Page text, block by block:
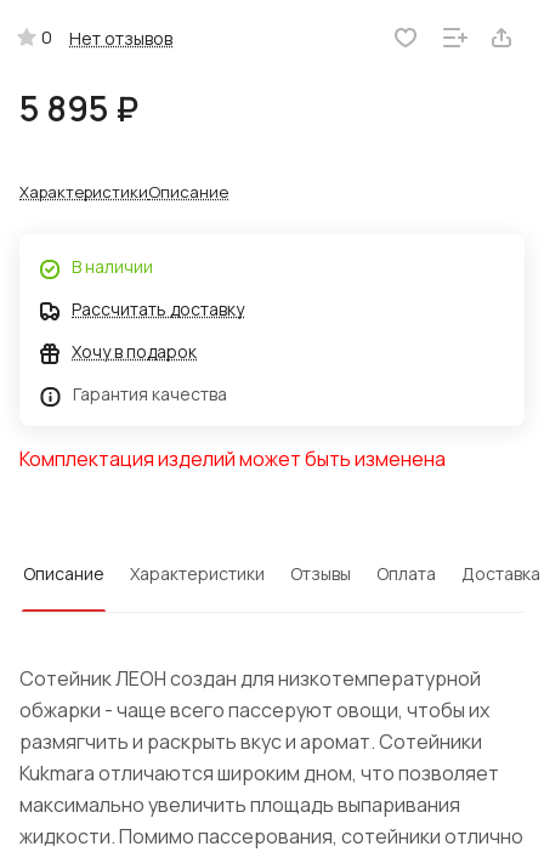
0 Нет отзывов
5 895 ₽
ХарактеристикиОписание
В наличии
Рассчитать доставку
Хочу в подарок
Гарантия качества
Комплектация изделий может быть изменена
Описание Характеристики Отзывы Оплата Доставка
Сотейник ЛЕОН создан для низкотемпературной
обжарки - чаще всего пассеруют овощи, чтобы их
размягчить и раскрыть вкус и аромат. Сотейники
Kukmara отличаются широким дном, что позволяет
максимально увеличить площадь выпаривания
жидкости. Помимо пассерования, сотейники отлично